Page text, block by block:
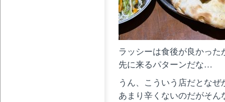
ラッシーは食後が良かっ
先に来るパターンだな…
うん、こういう店だとな
あまり辛くないのだがそ